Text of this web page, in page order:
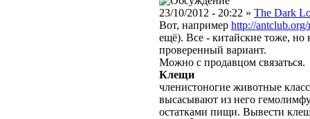
23/10/2012 - 20:22 » The Dark
Вот, например http://
ещё). Все - китайские тоже, но
проверенный вариант.
Можно с продавцом связаться.
Клещи
членистоногие животные
высасывают из него
остатками пищи. Вывести